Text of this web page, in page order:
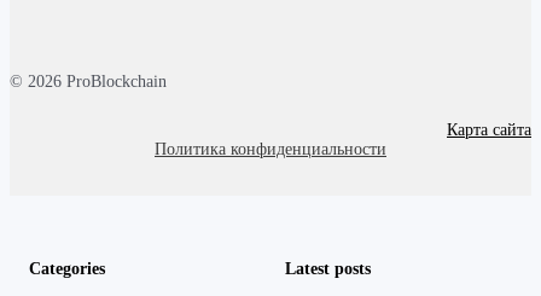
© 2026 ProBlockchain
Карта сайта
Политика конфиденциальности
Categories Latest posts